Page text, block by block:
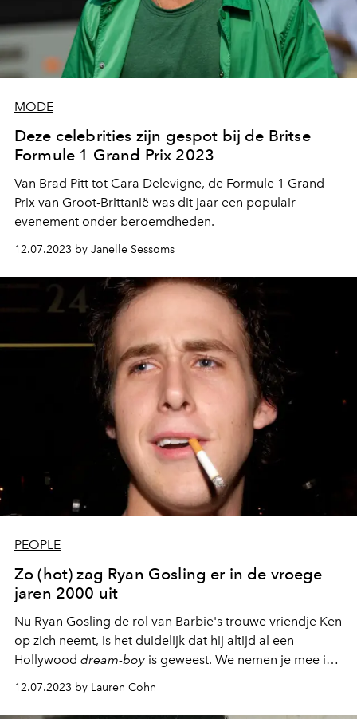
MODE
Deze celebrities zijn gespot bij de Britse
Formule 1 Grand Prix 2023
Van Brad Pitt tot Cara Delevigne, de Formule 1 Grand
Prix van Groot-Brittanië was dit jaar een populair
evenement onder beroemdheden.
12.07.2023 by Janelle Sessoms
PEOPLE
Zo (hot) zag Ryan Gosling er in de vroege
jaren 2000 uit
Nu Ryan Gosling de rol van Barbie's trouwe vriendje Ken
op zich neemt, is het duidelijk dat hij altijd al een
Hollywood dream-boy is geweest. We nemen je mee in
12.07.2023 by Lauren Cohn